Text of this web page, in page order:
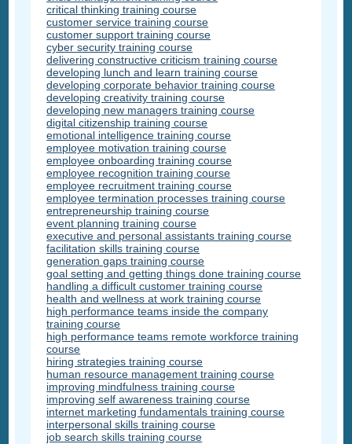
critical thinking training course
customer service training course
customer support training course
cyber security training course
delivering constructive criticism training course
developing lunch and learn training course
developing corporate behavior training course
developing creativity training course
developing new managers training course
digital citizenship training course
emotional intelligence training course
employee motivation training course
employee onboarding training course
employee recognition training course
employee recruitment training course
employee termination processes training course
entrepreneurship training course
event planning training course
executive and personal assistants training course
facilitation skills training course
generation gaps training course
goal setting and getting things done training course
handling a difficult customer training course
health and wellness at work training course
high performance teams inside the company
training course
high performance teams remote workforce training
course
hiring strategies training course
human resource management training course
improving mindfulness training course
improving self awareness training course
internet marketing fundamentals training course
interpersonal skills training course
job search skills training course